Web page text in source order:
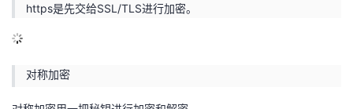
https是先交给SSL/TLS进行加密。
对称加密